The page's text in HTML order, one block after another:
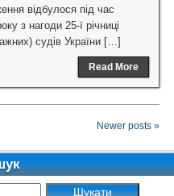
відбулося під час
з нагоди 25-ї річниці
судів України […]
Read More
Newer posts »